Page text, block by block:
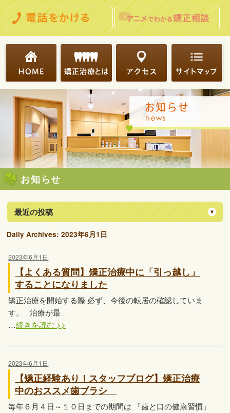
お知らせ
最近の投稿
Daily Archives:2023年6月1日
2023年6月1日
【よくある質問】矯正治療中に「引っ越し」
することになりました
矯正治療を開始する際 必ず、今後の転居の確認していま
す。 治療が最
…続きを読む >>
2023年6月1日
【矯正経験あり！スタッフブログ】矯正治療
中のおススメ歯ブラシ
毎年６月４日～１０日までの期間は 「歯と口の健康習慣」